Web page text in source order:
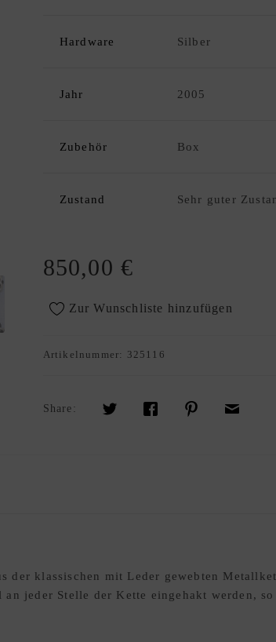
Hardware Silber
Jahr 2005
Zubehör Box
Zustand Sehr guter
850,00€
Zur Wunschliste hinzufügen
Artikelnummer: 325116
Share:
der klassischen mit Leder gewebten
jeder Stelle der Kette eingehakt werden,